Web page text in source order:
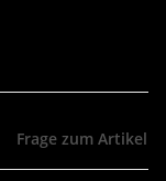
Frage zum Artikel